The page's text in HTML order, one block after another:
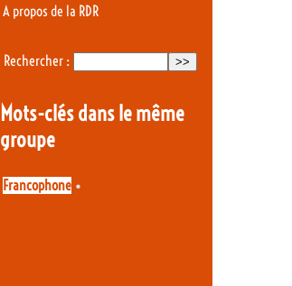
A propos de la RDR
Rechercher :
Mots-clés dans le même
groupe
Francophone •